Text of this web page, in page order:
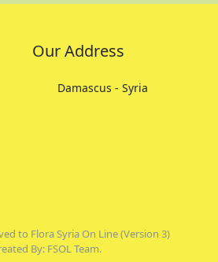
Our Address
Damascus - Syria
to Flora Syria On Line (Version 3)
By: FSOL Team.